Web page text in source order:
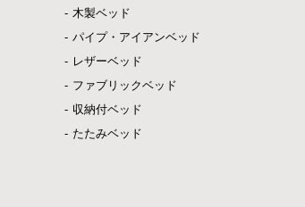
木製ベッド
パイプ・アイアンベッド
レザーベッド
ファブリックベッド
収納付ベッド
たたみベッド